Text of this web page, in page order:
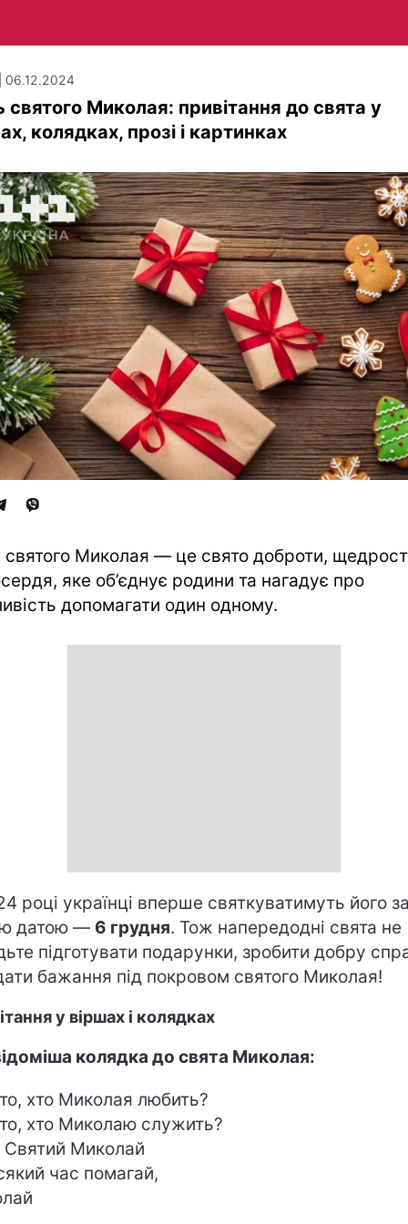
06.12.2024
святого Миколая: привітання до свята у
колядках, прозі і картинках
Миколая — це свято доброти,
яке об’єднує родини та нагадує про
допомагати один одному.
році українці вперше святкуватимуть його
датою — 6 грудня. Тож напередодні свята не
підготувати подарунки, зробити добру
бажання під покровом святого Миколая!
у віршах і колядках
колядка до свята Миколая:
хто Миколая любить?
хто Миколаю служить?
Святий Миколай
час помагай,